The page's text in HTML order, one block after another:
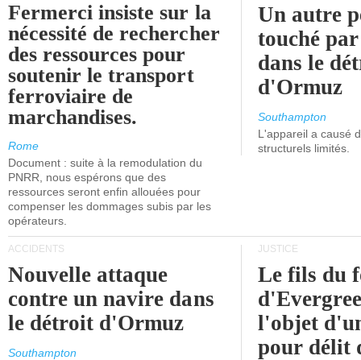
Fermerci insiste sur la
nécessité de rechercher
des ressources pour
soutenir le transport
ferroviaire de
marchandises.
Rome
Document : suite à la remodulation du
PNRR, nous espérons que des
ressources seront enfin allouées pour
compenser les dommages subis par les
opérateurs.
Un autre
touché
dans le
d'Ormuz
Southampton
L'appareil a causé
structurels limités.
ACCIDENTS
Nouvelle attaque
contre un navire dans
le détroit d'Ormuz
Southampton
JUSTICE
Le fils du
l'objet
pour délit